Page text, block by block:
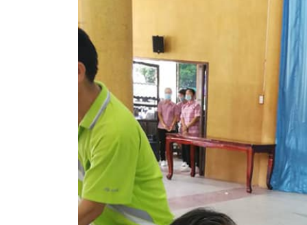
ประกาศจัดซื้อ-จัดจ้างภาครัฐ
รายงานผู้ใช้บริการกล้อง CCTV
ข้อมูลการเลือกตั้ง
นโยบายคุ้มครองข้อมูลส่วนบุคคล
ผลงาน